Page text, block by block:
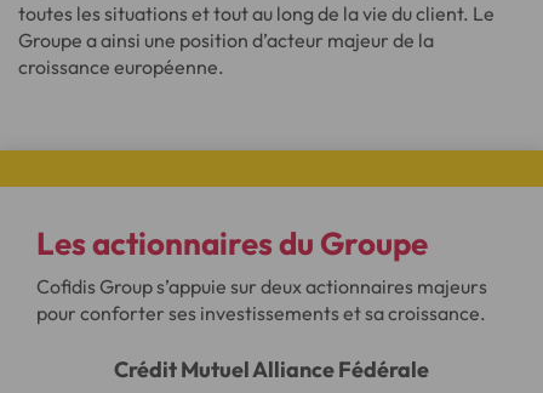
toutes les situations et tout au long de la vie du client. Le
Groupe a ainsi une position d’acteur majeur de la
croissance européenne.
Les actionnairesdu Groupe
Cofidis Group s’appuie sur deux actionnaires majeurs
pour conforter ses investissements et sa croissance.
Crédit Mutuel Alliance Fédérale